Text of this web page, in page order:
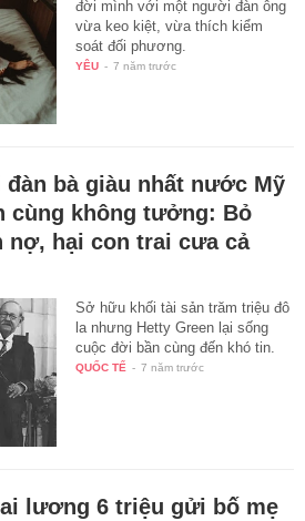
đời mình với một người đàn ông
vừa keo kiệt, vừa thích kiểm
soát đối phương.
YÊU - 7 năm trước
bà giàu nhất nước Mỹ
cùng không tưởng: Bỏ
nợ, hại con trai cưa cả
Sở hữu khối tài sản trăm triệu đô
la nhưng Hetty Green lại sống
cuộc đời bần cùng đến khó tin.
QUỐC TẾ - 7 năm trước
lương 6 triệu gửi bố mẹ